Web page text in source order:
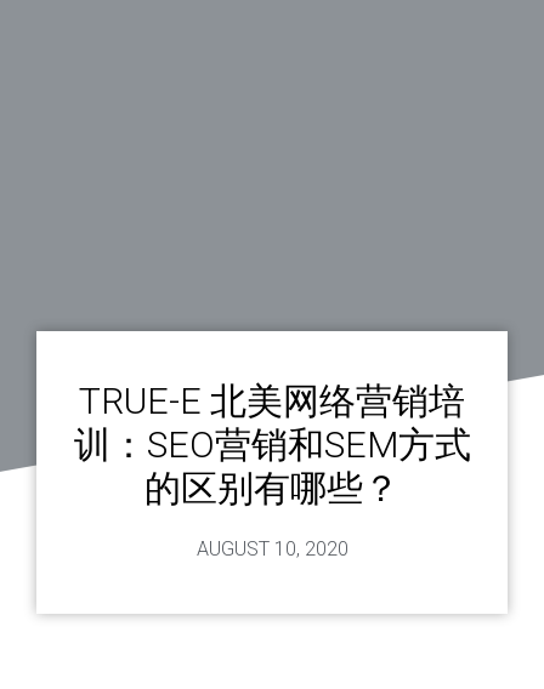
TRUE-E 北美网络营销培
训：SEO营销和SEM方式
的区别有哪些？
AUGUST 10, 2020